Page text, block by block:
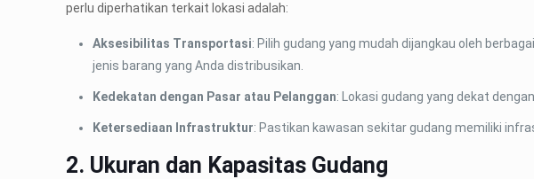
perlu diperhatikan terkait lokasi adalah:
Aksesibilitas Transportasi: Pilih gudang yang mudah dijangkau oleh
jenis barang yang Anda distribusikan.
Kedekatan dengan Pasar atau Pelanggan: Lokasi gudang yang dekat
Ketersediaan Infrastruktur: Pastikan kawasan sekitar gudang memiliki
2. Ukuran dan Kapasitas Gudang